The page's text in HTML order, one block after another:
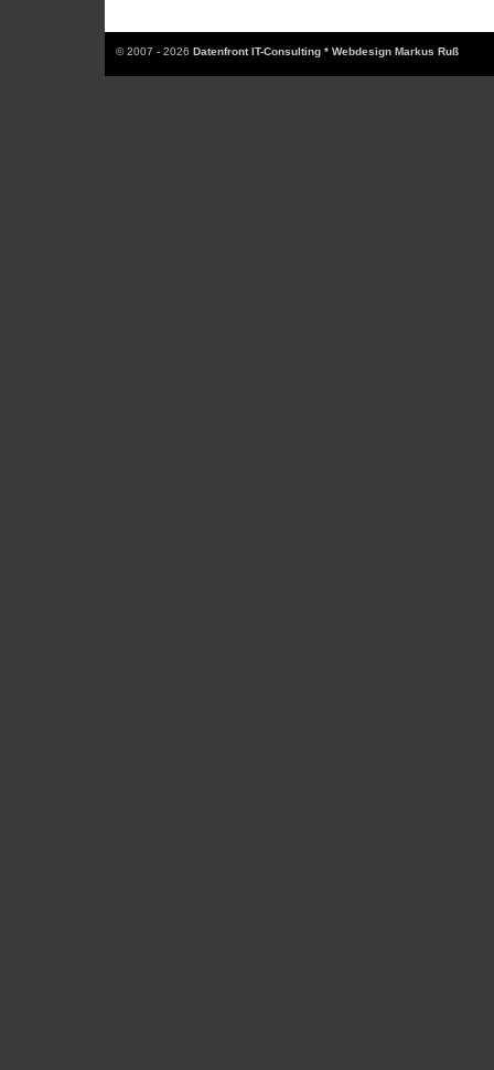
© 2007 - 2026 Datenfront IT-Consulting * Webdesign Markus Ruß